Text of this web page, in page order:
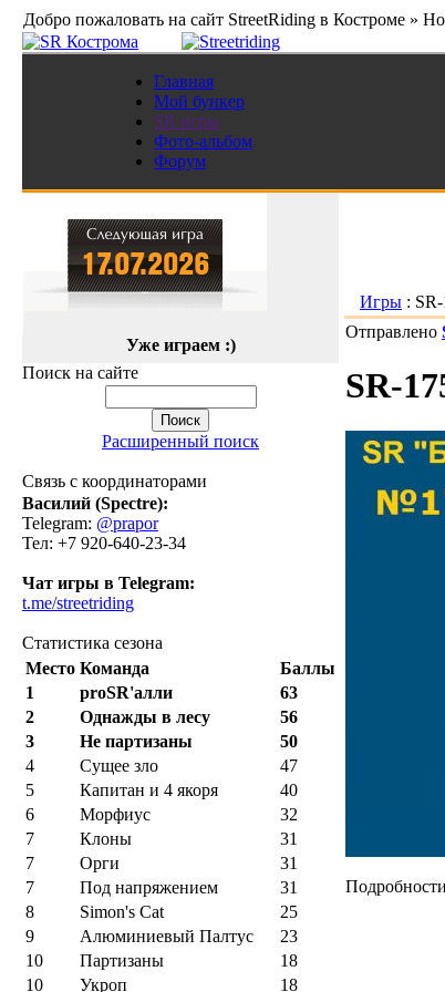
Добро пожаловать на сайт StreetRiding в Костроме »
Главная
Мой бункер
SR игры
Фото-альбом
Форум
Уже играем :)
Поиск на сайте
Расширенный поиск
Связь с координаторами
Василий (Spectre):
Telegram: @prapor
Тел: +7 920-640-23-34
Чат игры в Telegram:
t.me/streetriding
Статистика сезона
Место Команда
Баллы
1
proSR'алли
63
2
Однажды в лесу
56
3
Не партизаны
50
4
Сущее зло
47
5
Капитан и 4 якоря
40
6
Морфиус
32
7
Клоны
31
7
Орги
31
7
Под напряжением
31
8
Simon's Cat
25
9
Алюминиевый Палтус
23
10
Партизаны
18
10
Укроп 18
Игры :
Отправлено
SR-